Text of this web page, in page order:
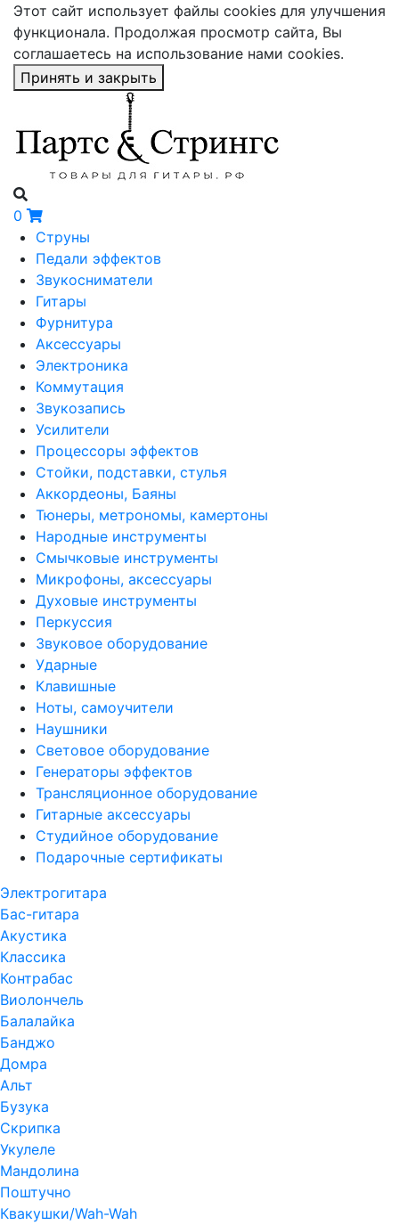
Этот сайт использует файлы cookies для улучшения
функционала. Продолжая просмотр сайта, Вы
соглашаетесь на использование нами cookies.
Принять и закрыть
0
Струны
Педали эффектов
Звукосниматели
Гитары
Фурнитура
Аксессуары
Электроника
Коммутация
Звукозапись
Усилители
Процессоры эффектов
Стойки, подставки, стулья
Аккордеоны, Баяны
Тюнеры, метрономы, камертоны
Народные инструменты
Смычковые инструменты
Микрофоны, аксессуары
Духовые инструменты
Перкуссия
Звуковое оборудование
Ударные
Клавишные
Ноты, самоучители
Наушники
Световое оборудование
Генераторы эффектов
Трансляционное оборудование
Гитарные аксессуары
Студийное оборудование
Подарочные сертификаты
Электрогитара
Бас-гитара
Акустика
Классика
Контрабас
Виолончель
Балалайка
Банджо
Домра
Альт
Бузука
Скрипка
Укулеле
Мандолина
Поштучно
Квакушки/Wah-Wah